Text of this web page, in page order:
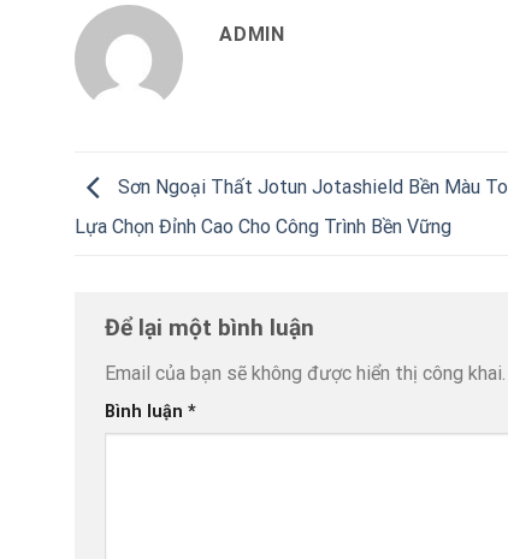
ADMIN
Sơn Ngoại Thất Jotun Jotashield Bền Màu
Lựa Chọn Đỉnh Cao Cho Công Trình Bền Vững
Để lại một bình luận
Email của bạn sẽ không được hiển thị công khai.
Bình luận *